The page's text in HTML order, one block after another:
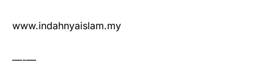
www.indahnyaislam.my
—-—